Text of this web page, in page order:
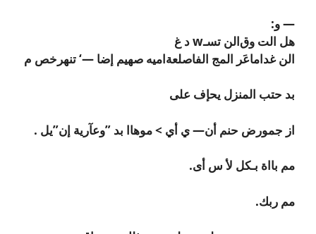
— و:
هل الت وق‌الن تسـw د غ
الن ‎غداماعَر المج‏ الفاصلعةاميه صهيم إضا —‘ تنهرخص م
بد حتب المنزل يحإف على
از جمورض حنم أن— ي أي > موهاا بد ”وعآرية إن”يل .
مم بااة بـكل لأ س أى.
مم ربك.